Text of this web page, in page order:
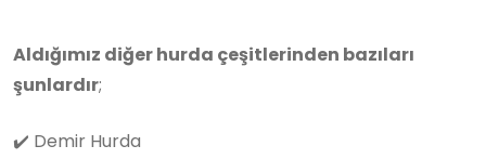
Aldığımız diğer hurda çeşitlerinden bazıları
şunlardır;
✔️ Demir Hurda